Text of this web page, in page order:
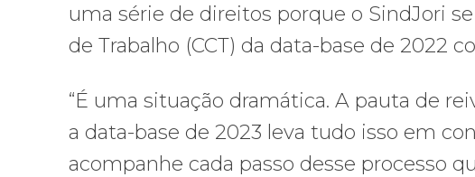
uma série de direitos porque o SindJori
de Trabalho (CCT) da data-base de 2022
“É uma situação dramática. A pauta de
a data-base de 2023 leva tudo isso em
acompanhe cada passo desse processo